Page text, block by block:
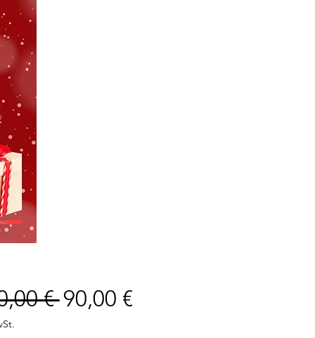
€ Standardpreis
90,00 €Sale-